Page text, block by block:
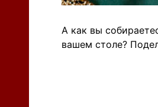
А как вы
вашем столе?